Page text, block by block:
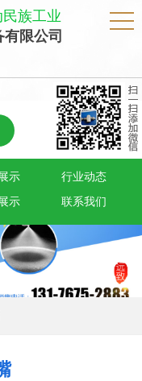
民族工业
限公司
示 行业动态
示 联系我们